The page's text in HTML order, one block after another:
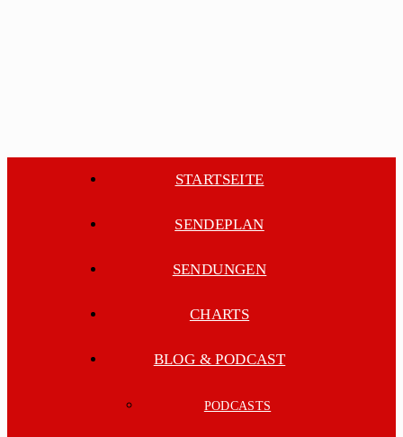
STARTSEITE
SENDEPLAN
SENDUNGEN
CHARTS
BLOG & PODCAST
PODCASTS